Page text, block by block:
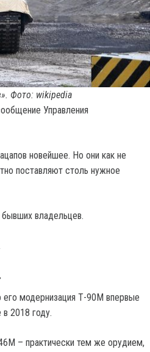
Фото: wikipedia
Управления
новейшее. Но они как не
поставляют столь нужное
владельцев.
его модернизация Т-90М впервые
2018 году.
– практически тем же орудием,